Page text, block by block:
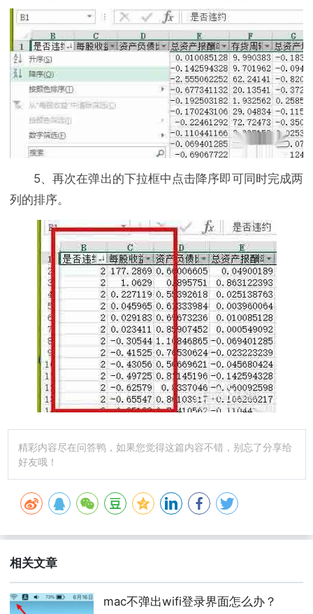
5、再次在弹出的下拉框中点击降序即可同时完成两
列的排序。
精彩内容尽在问答鸭，如果您觉得这篇内容不错，别忘了分享给
好友哦！
相关文章
mac不弹出wifi登录界面怎么办？